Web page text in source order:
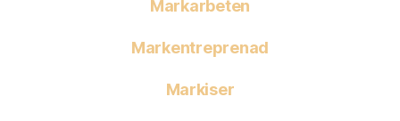
Markarbeten
Markentreprenad
Markiser